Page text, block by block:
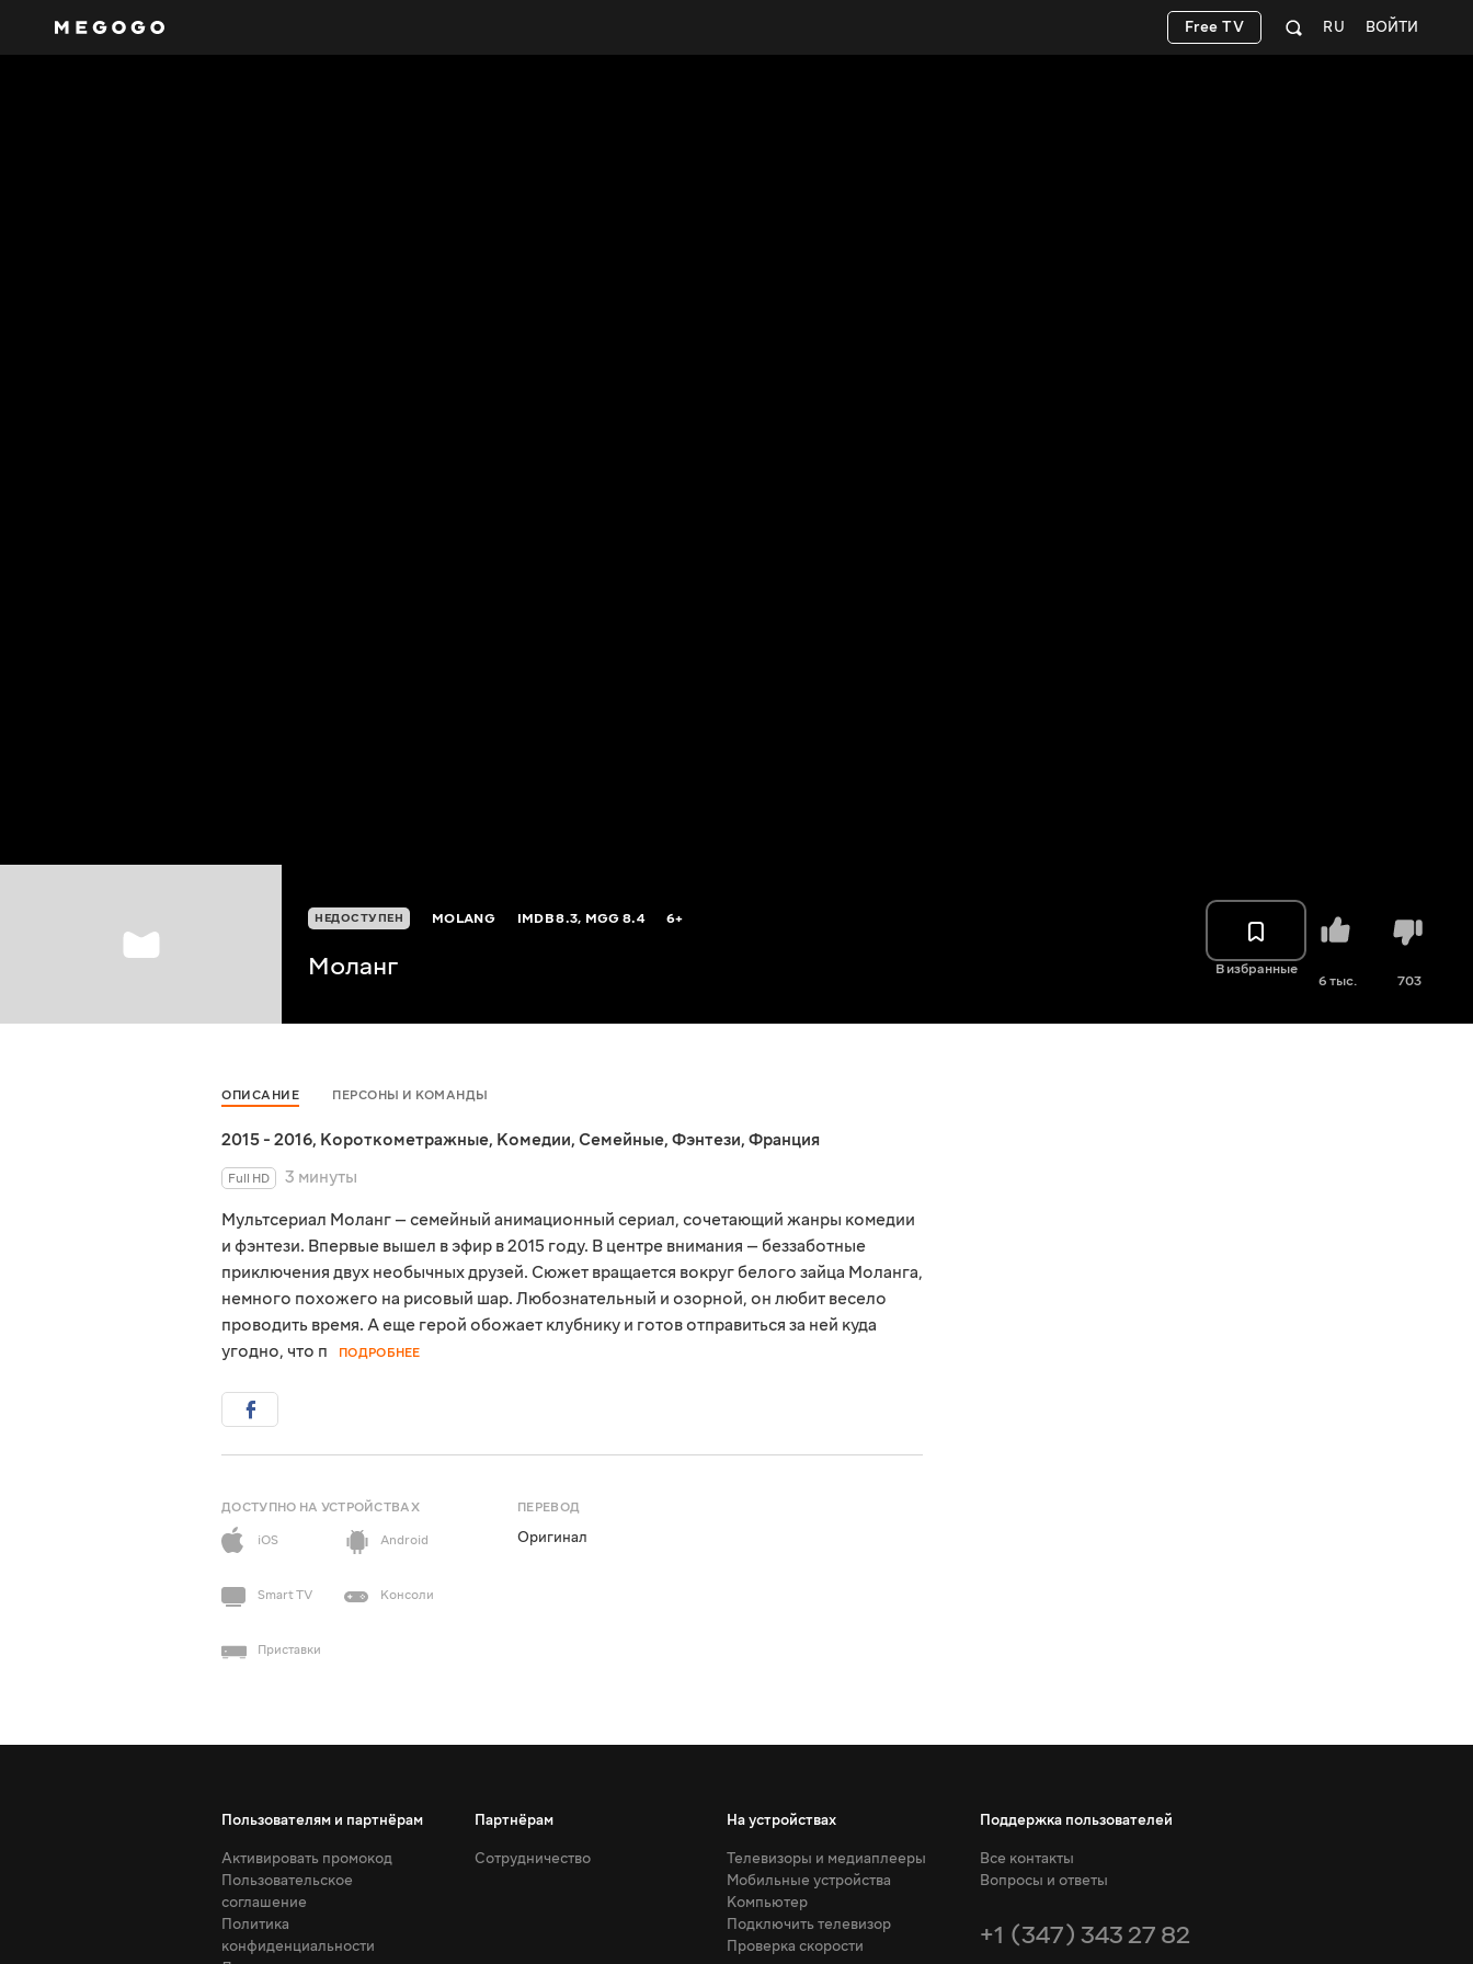
ВОЙТИ
RU
Free TV
НЕДОСТУПЕН MOLANG IMDB8.3, MGG8.4 6+
Моланг В избранные
6 тыс. 703
ОПИСАНИЕ ПЕРСОНЫ И КОМАНДЫ
2015 - 2016, Короткометражные, Комедии, Семейные, Фэнтези, Франция
Full HD
3 минуты
Мультсериал Моланг — семейный анимационный сериал, сочетающий жанры комедии
и фэнтези. Впервые вышел в эфир в 2015 году. В центре внимания — беззаботные
приключения двух необычных друзей. Сюжет вращается вокруг белого зайца Моланга,
немного похожего на рисовый шар. Любознательный и озорной, он любит весело
проводить время. А еще герой обожает клубнику и готов отправиться за ней куда
угодно, что п
ПОДРОБНЕЕ
ДОСТУПНО НА УСТРОЙСТВАХ
iOS
Android
Smart TV Консоли
Приставки
ПЕРЕВОД
Оригинал
Пользователям и партнёрам
Активировать промокод
Пользовательское
соглашение
Политика
конфиденциальности
Партнёрам
Сотрудничество
На устройствах
Телевизоры и медиаплееры
Мобильные устройства
Компьютер
Подключить телевизор
Проверка скорости
Поддержка пользователей
Все контакты
Вопросы и ответы
+1 (347) 343 27 82